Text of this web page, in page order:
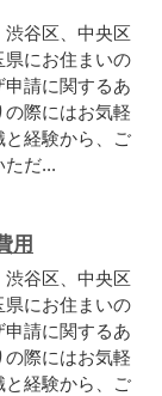
谷区、中央区
にお住まいの
請に関するあ
際にはお気軽
と経験から、ご
ただ...
用
谷区、中央区
にお住まいの
請に関するあ
際にはお気軽
と経験から、ご